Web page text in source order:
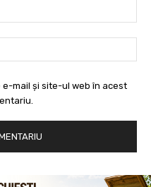
mail și site-ul web în acest